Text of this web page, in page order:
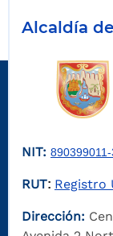
Alcaldía
NIT: 890399011-
RUT: Registro
Dirección: